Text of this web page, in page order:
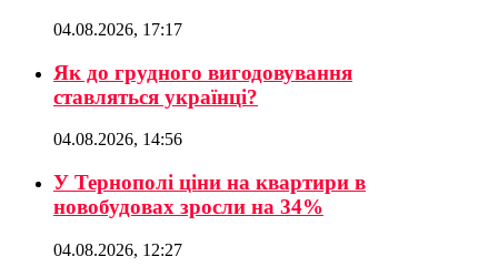
04.08.2026, 17:17
Як до грудного вигодовування
ставляться українці?
04.08.2026, 14:56
У Тернополі ціни на квартири в
новобудовах зросли на 34%
04.08.2026, 12:27